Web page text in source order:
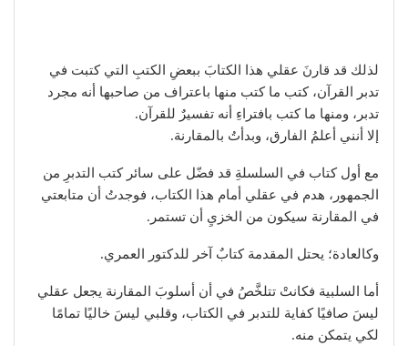
لذلك قد قارنَ عقلي هذا الكتابَ ببعضِ الكتبِ التي كتبت في
تدبر القرآن، كتب ما كتب منها باعتراف من صاحبها أنه مجرد
تدبر، ومنها ما كتب بافتراءِ أنه تفسيرٌ للقرآن.
إلا أنني أعلمُ الفارق، وبدأتُ بالمقارنة.
مع أول كتاب في السلسلةِ قد فضّل على سائر كتب التدبرِ من
الجمهور، هدم في عقلي أمام هذا الكتاب، فوجدتُ أن متابعتي
في المقارنة سيكون من الخزيِ أن تستمر.
وكالعادة؛ يحتل المقدمة كتابٌ آخر للدكتور العمري.
أما السلبية فكانتْ تتلخَّصُ في أن أسلوبَ المقارنة يجعل عقلي
ليسَ صافيًا كفاية للتدبر في الكتاب، وقلبي ليسَ خاليًا تمامًا
لكي يتمكن منه.